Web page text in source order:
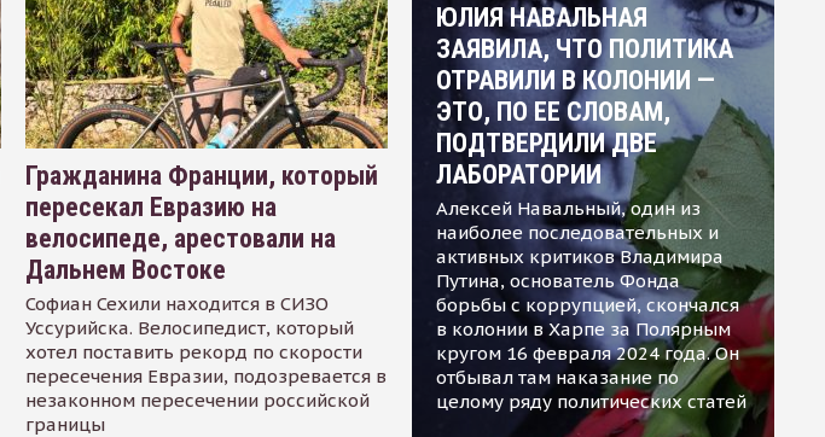
Гражданина Франции, который
пересекал Евразию на
велосипеде, арестовали на
Дальнем Востоке
Софиан Сехили находится в СИЗО
Уссурийска. Велосипедист, который
хотел поставить рекорд по скорости
пересечения Евразии, подозревается в
незаконном пересечении российской
границы
ЮЛИЯ НАВАЛЬНАЯ
ЗАЯВИЛА, ЧТО ПОЛИТИКА
ОТРАВИЛИ В КОЛОНИИ —
ЭТО, ПО ЕЕ СЛОВАМ,
ПОДТВЕРДИЛИ ДВЕ
ЛАБОРАТОРИИ
Алексей Навальный, один из
наиболее последовательных и
активных критиков Владимира
Путина, основатель Фонда
борьбы с коррупцией, скончался
в колонии в Харпе за Полярным
кругом 16 февраля 2024 года. Он
отбывал там наказание по
целому ряду политических статей